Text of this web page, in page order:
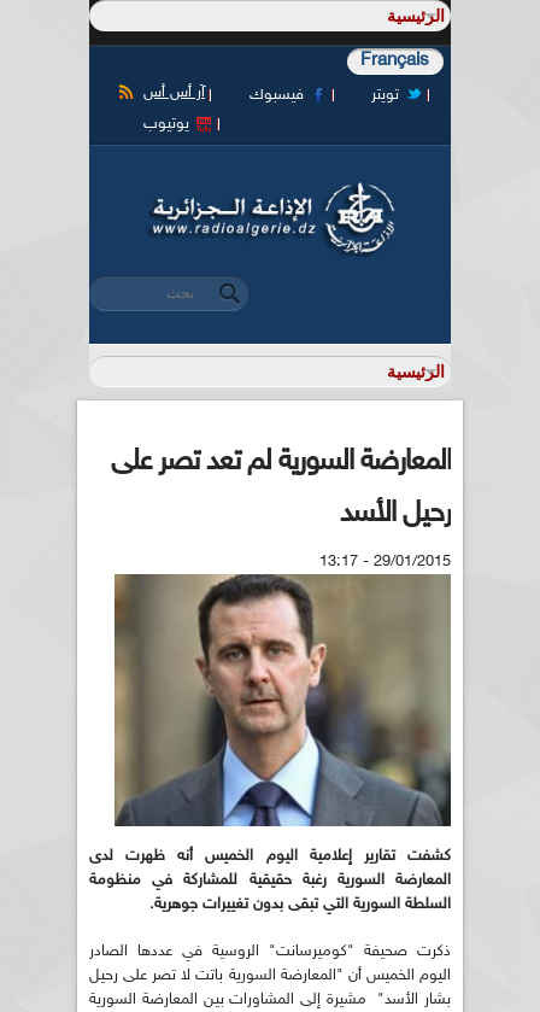
Français
آر أس أس فيسبوك
تويتر
يوتيوب
استمارة البحث
‏بحث ‏
المعارضة السورية لم تعد تصر على
رحيل الأسد
29/01/2015 - 13:17
كشفت تقارير إعلامية اليوم الخميس أنه ظهرت لدى
المعارضة السورية رغبة حقيقية للمشاركة في منظومة
السلطة السورية التي تبقى بدون تغييرات جوهرية.
ذكرت صحيفة "كوميرسانت" الروسية في عددها الصادر
اليوم الخميس أن "المعارضة السورية باتت لا تصر على رحيل
بشار الأسد" مشيرة إلى المشاورات بين المعارضة السورية